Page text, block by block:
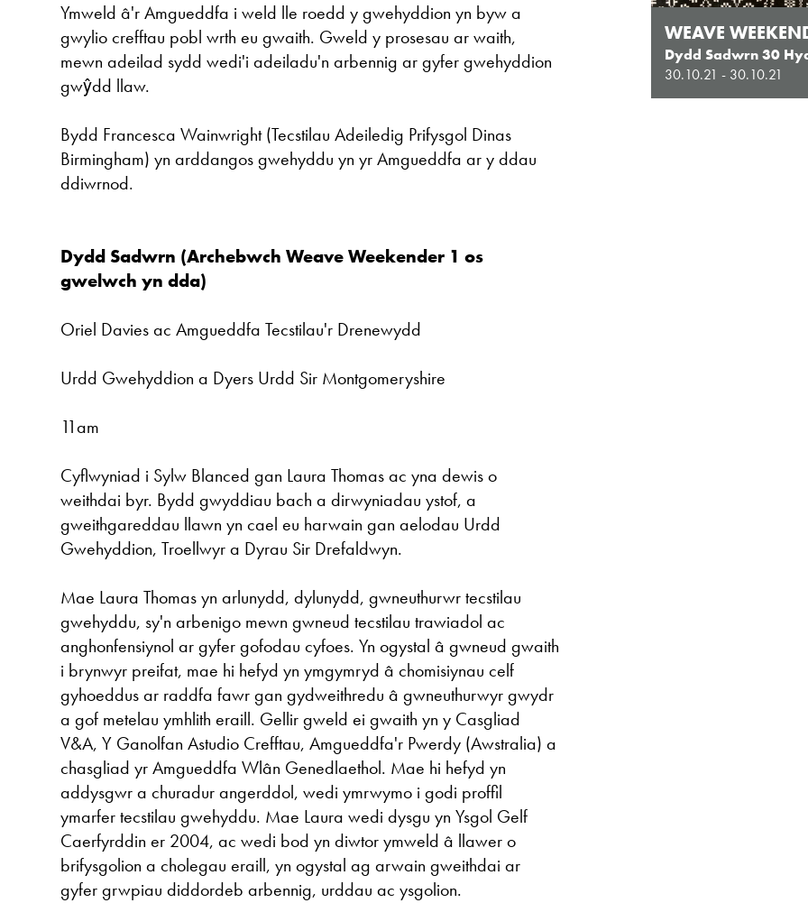
Ymweld â'r Amgueddfa i weld lle roedd y gwehyddion yn byw a
gwylio crefftau pobl wrth eu gwaith. Gweld y prosesau ar waith,
mewn adeilad sydd wedi'i adeiladu'n arbennig ar gyfer gwehyddion
gwŷdd llaw.
Bydd Francesca Wainwright (Tecstilau Adeiledig Prifysgol Dinas
Birmingham) yn arddangos gwehyddu yn yr Amgueddfa ar y ddau
ddiwrnod.
Dydd Sadwrn (Archebwch Weave Weekender 1 os
gwelwch yn dda)
Oriel Davies ac Amgueddfa Tecstilau'r Drenewydd
Urdd Gwehyddion a Dyers Urdd Sir Montgomeryshire
11am
Cyflwyniad i Sylw Blanced gan Laura Thomas ac yna dewis o
weithdai byr. Bydd gwyddiau bach a dirwyniadau ystof, a
gweithgareddau llawn yn cael eu harwain gan aelodau Urdd
Gwehyddion, Troellwyr a Dyrau Sir Drefaldwyn.
Mae Laura Thomas yn arlunydd, dylunydd, gwneuthurwr tecstilau
gwehyddu, sy'n arbenigo mewn gwneud tecstilau trawiadol ac
anghonfensiynol ar gyfer gofodau cyfoes. Yn ogystal â gwneud gwaith
i brynwyr preifat, mae hi hefyd yn ymgymryd â chomisiynau celf
gyhoeddus ar raddfa fawr gan gydweithredu â gwneuthurwyr gwydr
a gof metelau ymhlith eraill. Gellir gweld ei gwaith yn y Casgliad
V&A, Y Ganolfan Astudio Crefftau, Amgueddfa'r Pwerdy (Awstralia) a
chasgliad yr Amgueddfa Wlân Genedlaethol. Mae hi hefyd yn
addysgwr a churadur angerddol, wedi ymrwymo i godi proffil
ymarfer tecstilau gwehyddu. Mae Laura wedi dysgu yn Ysgol Gelf
Caerfyrddin er 2004, ac wedi bod yn diwtor ymweld â llawer o
brifysgolion a cholegau eraill, yn ogystal ag arwain gweithdai ar
gyfer grwpiau diddordeb arbennig, urddau ac ysgolion.
WEAVE
Dydd Sadwrn 30
30.10.21 - 30.10.21